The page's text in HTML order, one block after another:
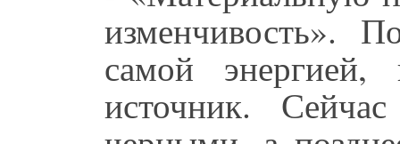
изменчивость».
самой энергией,
источник.